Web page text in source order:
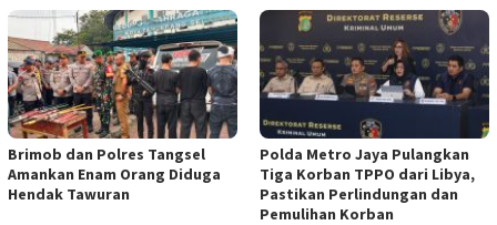
Brimob dan Polres Tangsel
Amankan Enam Orang Diduga
Hendak Tawuran
Polda Metro Jaya Pulangkan
Tiga Korban TPPO dari Libya,
Pastikan Perlindungan dan
Pemulihan Korban